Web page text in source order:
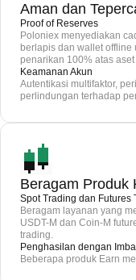
Aman dan
Proof of Reserves
Poloniex menyediakan
berlapis dan wallet
penarikan 100% atas aset
Keamanan Akun
Autentikasi multifaktor,
perlindungan terhadap
Beragam Produk
Spot Trading dan Futures
Beragam layanan yang
USDT-M dan Coin-M
trading.
Penghasilan dengan
Beberapa produk Earn